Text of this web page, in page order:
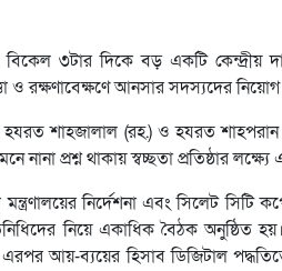
৩টার দিকে বড় একটি কেন্দ্রীয়
ও রক্ষণাবেক্ষণে আনসার সদস্যদের
শাহজালাল (রহ.) ও হযরত শাহপরান
নানা প্রশ্ন থাকায় স্বচ্ছতা প্রতিষ্ঠার
মন্ত্রণালয়ের নির্দেশনা এবং সিলেট
নিয়ে একাধিক বৈঠক অনুষ্ঠিত
আয়-ব্যয়ের হিসাব ডিজিটাল